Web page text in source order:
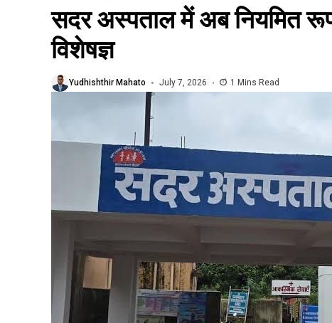
सदर अस्पताल में अब नियमित
विशेषज्ञ
Yudhishthir Mahato July 7, 2026 1 Mins Read